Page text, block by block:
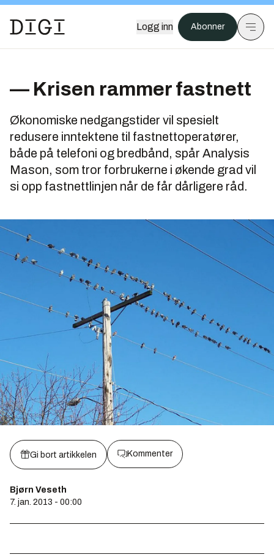
Logg inn Abonner
— Krisen rammer fastnett
Økonomiske nedgangstider vil spesielt
redusere inntektene til fastnettoperatører,
både på telefoni og bredbånd, spår Analysis
Mason, som tror forbrukerne i økende grad vil
si opp fastnettlinjen når de får dårligere råd.
Gi bort artikkelen Kommenter
Bjørn Veseth
7. jan. 2013 - 00:00